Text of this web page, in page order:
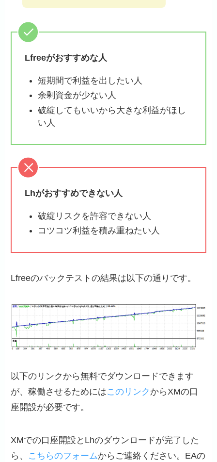
Lfreeがおすすめな人
短期間で利益を出したい人
余剰資金が少ない人
破綻してもいいから大きな利益がほし
い人
Lhがおすすめできない人
破綻リスクを許容できない人
コツコツ利益を積み重ねたい人
Lfreeのバックテストの結果は以下の通りです。
以下のリンクから無料でダウンロードできます
が、稼働させるためにはこのリンク からXMの口
座開設が必要です。
XMでの口座開設とLhのダウンロードが完了した
ら、 こちらのフォームからご連絡ください。EAの